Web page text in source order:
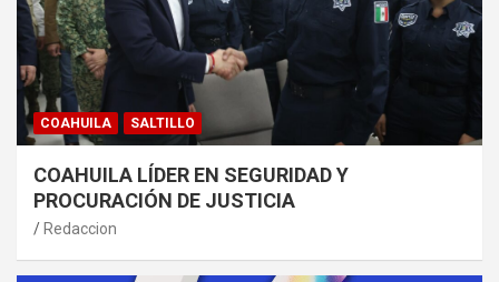
COAHUILA SALTILLO
COAHUILA LÍDER EN SEGURIDAD Y
PROCURACIÓN DE JUSTICIA
Redaccion